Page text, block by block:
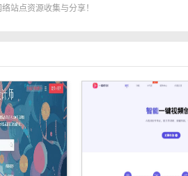
分享给好友，把精彩内容第一时间发
站点资源收集与分享！